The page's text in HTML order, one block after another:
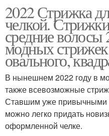
Волосы с косой
Средний длина
2022 Стрижка
челкой.
средние
модных стрижек
овального,
В нынешнем 2022 году в
также всевозможные
Ставшим уже привычными
можно легко придать
оформленной челке.